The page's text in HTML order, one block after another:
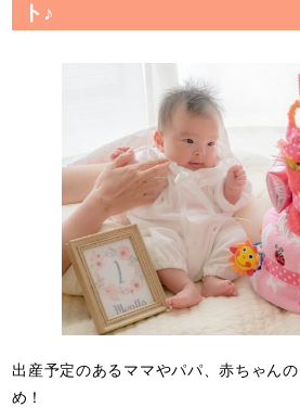
ト♪
出産予定のあるママやパパ、赤ちゃん
め！